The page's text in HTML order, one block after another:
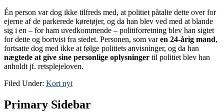
Én person var dog ikke tilfreds med, at politiet påtalte dette over for
ejerne af de parkerede køretøjer, og da han blev ved med at blande
sig i en – for ham uvedkommende – politiforretning blev han sigtet
for dette og bortvist fra stedet. Personen, som varen 24-årig mand,
fortsatte dog med ikke at følge politiets anvisninger, og da han
nægtede at give sine personlige oplysninger til politiet blev han
anholdt jf. retsplejeloven.
Filed Under: Kort nyt
Primary Sidebar